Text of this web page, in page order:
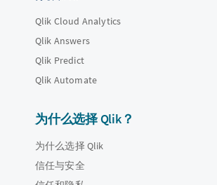
Qlik Cloud Analytics
Qlik Answers
Qlik Predict
Qlik Automate
为什么选择 Qlik？
为什么选择 Qlik
信任与安全